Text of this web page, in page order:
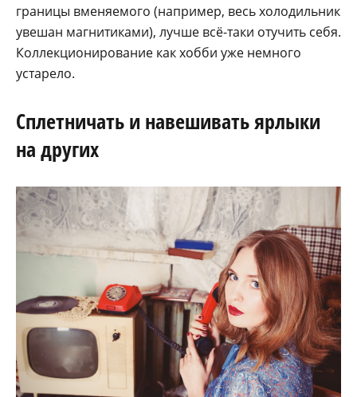
границы вменяемого (например, весь холодильник
увешан магнитиками), лучше всё-таки отучить себя.
Коллекционирование как хобби уже немного
устарело.
Сплетничать и навешивать ярлыки
на других